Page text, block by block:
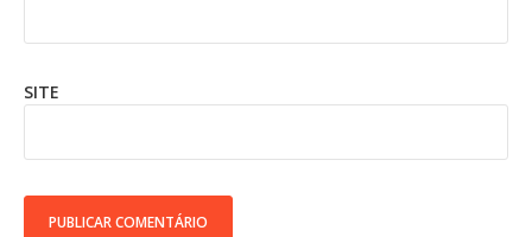
SITE